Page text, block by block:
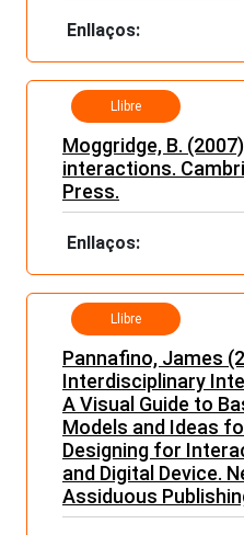
Enllaços:
Llibre
Moggridge, B.
interactions.
Press.
Enllaços:
Llibre
Pannafino, James
Interdisciplinary
A Visual Guide to
Models and Ideas
Designing for
and Digital Device.
Assiduous